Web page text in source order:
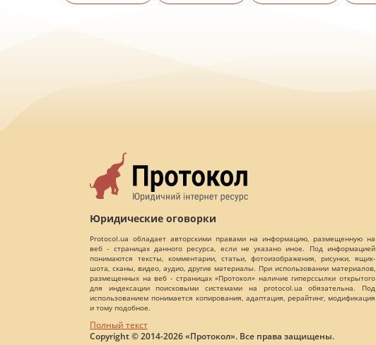
Юридические оговорки
Protocol.ua обладает авторскими правами на информацию, размещенную на
веб - страницах данного ресурса, если не указано иное. Под информацией
понимаются тексты, комментарии, статьи, фотоизображения, рисунки, ящик-
шота, сканы, видео, аудио, другие материалы. При использовании материалов,
размещенных на веб - страницах «Протокол» наличие гиперссылки открытого
для индексации поисковыми системами на protocol.ua обязательна. Под
использованием понимается копирования, адаптация, рерайтинг, модификация
и тому подобное.
Полный текст
Copyright © 2014-2026 «Протокол». Все права защищены.